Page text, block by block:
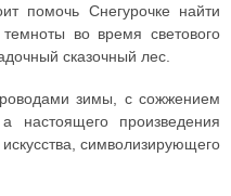
помочь Снегурочке найти
во время светового
сказочный лес.
зимы, с сожжением
настоящего произведения
символизирующего